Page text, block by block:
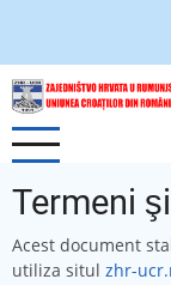
conținutul
principal
Termeni
Acest document
utiliza situl zhr-